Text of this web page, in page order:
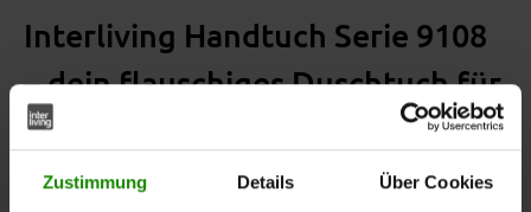
Zustimmung Details Über Cookies
Interliving Handtuch Serie 9108
– dein flauschiges Duschtuch für
pure Wohlfühlmomente